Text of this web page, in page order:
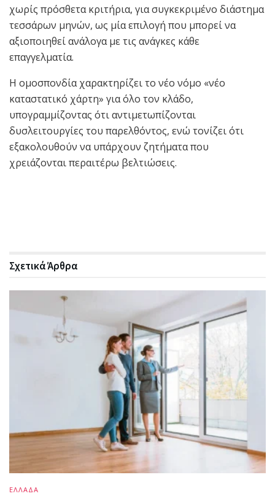
χωρίς πρόσθετα κριτήρια, για συγκεκριμένο διάστημα
τεσσάρων μηνών, ως μία επιλογή που μπορεί να
αξιοποιηθεί ανάλογα με τις ανάγκες κάθε
επαγγελματία.
Η ομοσπονδία χαρακτηρίζει το νέο νόμο «νέο
καταστατικό χάρτη» για όλο τον κλάδο,
υπογραμμίζοντας ότι αντιμετωπίζονται
δυσλειτουργίες του παρελθόντος, ενώ τονίζει ότι
εξακολουθούν να υπάρχουν ζητήματα που
χρειάζονται περαιτέρω βελτιώσεις.
ΣχετικάΆρθρα
ΕΛΛΑΔΑ